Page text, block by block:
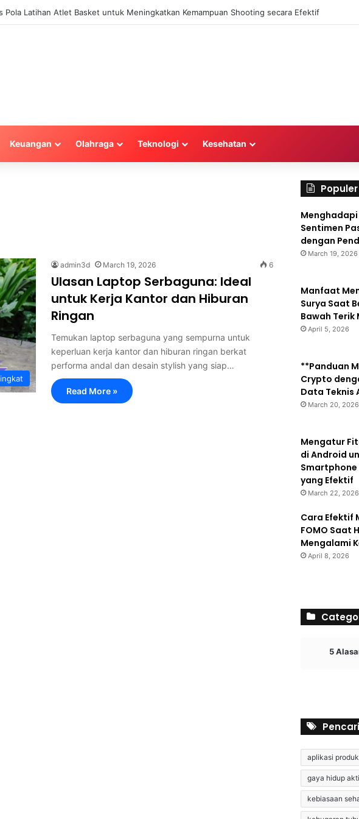
Pola Latihan Atlet Basket untuk Meningkatkan Kemampuan Shooting secara Efektif
Keuangan Olahraga Teknologi Kesehatan
admin3d March 19, 2026 6
Ulasan Laptop Serbaguna: Ideal
untuk Kerja Kantor dan Hiburan
Ringan
Temukan laptop serbaguna yang sempurna untuk
keperluan kerja kantor dan hiburan ringan berkat
performa andal dan desain stylish yang siap…
Read More »
Populer
Sentimen
dengan
March 19, 2026
Manfaat
Surya Saat
Bawah
April 5, 2026
**Panduan
Crypto
Data Teknis
March 20, 2026
Mengatur
di Android
yang Efektif
March 22, 2026
Cara Efektif
FOMO Saat
Mengalami
April 8, 2026
5
aplikasi
gaya hidup
kebiasaan